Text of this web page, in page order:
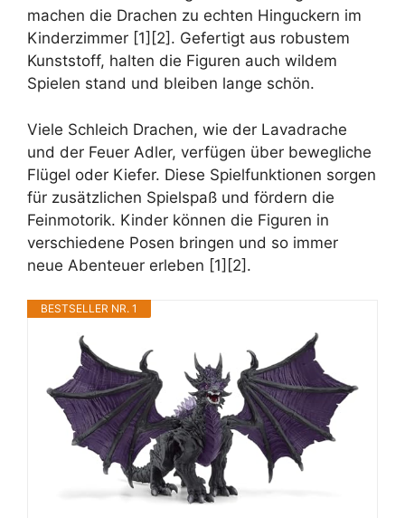
machen die Drachen zu echten Hinguckern im
Kinderzimmer [1][2]. Gefertigt aus robustem
Kunststoff, halten die Figuren auch wildem
Spielen stand und bleiben lange schön.
Viele Schleich Drachen, wie der Lavadrache
und der Feuer Adler, verfügen über bewegliche
Flügel oder Kiefer. Diese Spielfunktionen sorgen
für zusätzlichen Spielspaß und fördern die
Feinmotorik. Kinder können die Figuren in
verschiedene Posen bringen und so immer
neue Abenteuer erleben [1][2].
BESTSELLER NR. 1